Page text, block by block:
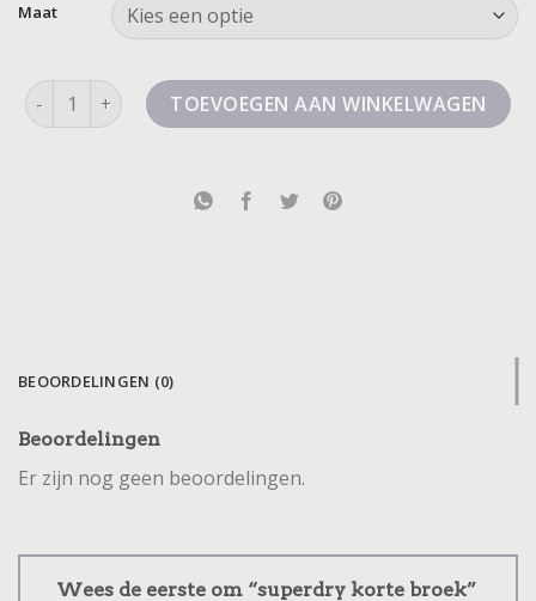
Maat
superdry korte broek aantalTOEVOEGEN AAN WINKELWAGEN
BEOORDELINGEN (0)
Beoordelingen
Er zijn nog geen beoordelingen.
Wees de eerste om “superdry korte broek”